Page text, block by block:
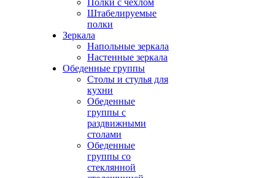
Полки с чехлом
Штабелируемые
полки
Зеркала
Напольные зеркала
Настенные зеркала
Обеденные группы
Столы и стулья для
кухни
Обеденные
группы с
раздвижными
столами
Обеденные
группы со
стеклянной